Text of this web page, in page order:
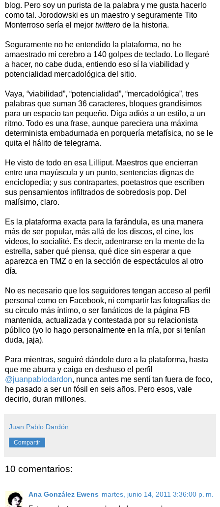
blog. Pero soy un purista de la palabra y me gusta hacerlo
como tal. Jorodowski es un maestro y seguramente Tito
Monterroso sería el mejor twittero de la historia.
Seguramente no he entendido la plataforma, no he
amaestrado mi cerebro a 140 golpes de teclado. Lo llegaré
a hacer, no cabe duda, entiendo eso sí la viabilidad y
potencialidad mercadológica del sitio.
Vaya, “viabilidad”, “potencialidad”, “mercadológica”, tres
palabras que suman 36 caracteres, bloques grandísimos
para un espacio tan pequeño. Diga adiós a un estilo, a un
ritmo. Todo es una frase, aunque pareciera una máxima
determinista embadurnada en porquería metafísica, no se le
quita el hálito de telegrama.
He visto de todo en esa Lilliput. Maestros que encierran
entre una mayúscula y un punto, sentencias dignas de
enciclopedia; y sus contrapartes, poetastros que escriben
sus pensamientos infiltrados de sobredosis pop. Del
malísimo, claro.
Es la plataforma exacta para la farándula, es una manera
más de ser popular, más allá de los discos, el cine, los
videos, lo socialité. Es decir, adentrarse en la mente de la
estrella, saber qué piensa, qué dice sin esperar a que
aparezca en TMZ o en la sección de espectáculos al otro
día.
No es necesario que los seguidores tengan acceso al perfil
personal como en Facebook, ni compartir las fotografías de
su círculo más íntimo, o ser fanáticos de la página FB
mantenida, actualizada y contestada por su relacionista
público (yo lo hago personalmente en la mía, por si tenían
duda, jaja).
Para mientras, seguiré dándole duro a la plataforma, hasta
que me aburra y caiga en deshuso el perfil
@juanpablodardon, nunca antes me sentí tan fuera de foco,
he pasado a ser un fósil en seis años. Pero esos, vale
decirlo, duran millones.
Juan Pablo Dardón
Compartir
10 comentarios:
Ana González Ewens martes, junio 14, 2011 3:36:00 p. m.